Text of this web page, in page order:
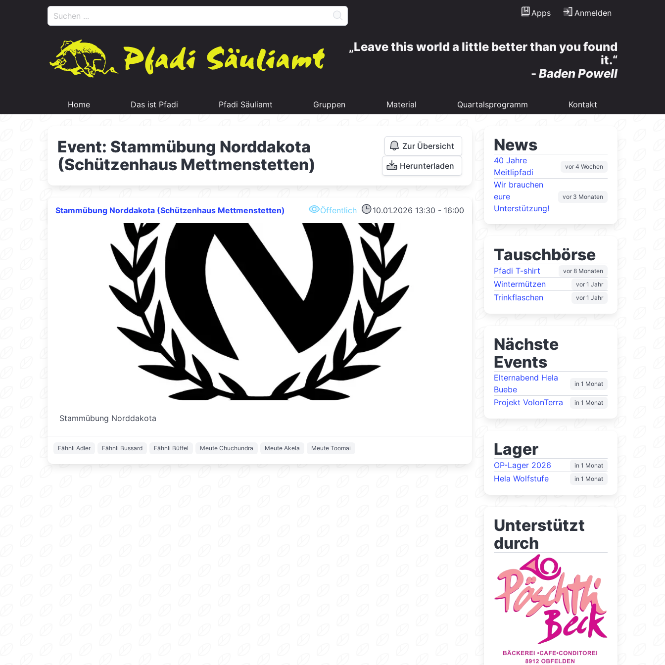
Apps Anmelden
Leave this world a little better than you found
it.
- Baden Powell
Home Das ist Pfadi Pfadi Säuliamt Gruppen Material Quartalsprogramm Kontakt
Event: Stammübung Norddakota
(Schützenhaus Mettmenstetten)
Zur Übersicht
Herunterladen
Stammübung Norddakota (Schützenhaus Mettmenstetten) Öffentlich 10.01.2026 13:30 - 16:00
Stammübung Norddakota
Fähnli Adler Fähnli Bussard Fähnli Büffel Meute Chuchundra Meute Akela Meute Toomai
News
40 Jahre
Meitlipfadi
vor 4 Wochen
Wir brauchen
eure
Unterstützung!
vor 3 Monaten
Tauschbörse
Pfadi T-shirt vor 8 Monaten
Wintermützen vor 1 Jahr
Trinkflaschen vor 1 Jahr
Nächste
Events
Elternabend Hela
Buebe
in 1 Monat
Projekt VolonTerra in 1 Monat
Lager
OP-Lager 2026 in 1 Monat
Hela Wolfstufe in 1 Monat
Unterstützt
durch